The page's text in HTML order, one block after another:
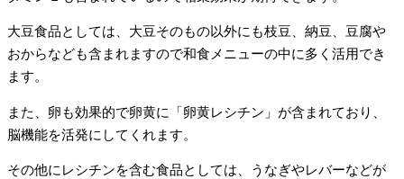
大豆食品としては、大豆そのもの以外にも枝豆、納豆、豆腐や
おからなども含まれますので和食メニューの中に多く活用でき
ます。
また、卵も効果的で卵黄に「卵黄レシチン」が含まれており、
脳機能を活発にしてくれます。
その他にレシチンを含む食品としては、うなぎやレバーなどが